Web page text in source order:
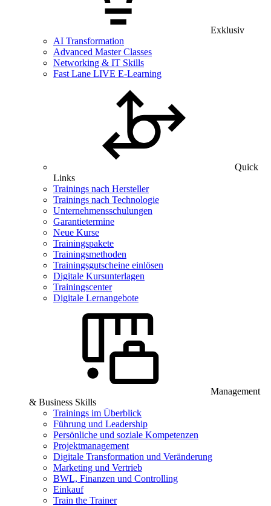
Exklusiv
AI Transformation
Advanced Master Classes
Networking & IT Skills
Fast Lane LIVE E-Learning
Quick
Links
Trainings nach Hersteller
Trainings nach Technologie
Unternehmensschulungen
Garantietermine
Neue Kurse
Trainingspakete
Trainingsmethoden
Trainingsgutscheine einlösen
Digitale Kursunterlagen
Trainingscenter
Digitale Lernangebote
Management
& Business Skills
Trainings im Überblick
Führung und Leadership
Persönliche und soziale Kompetenzen
Projektmanagement
Digitale Transformation und Veränderung
Marketing und Vertrieb
BWL, Finanzen und Controlling
Einkauf
Train the Trainer